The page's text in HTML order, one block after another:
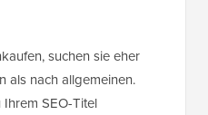
suchen sie eher
als nach allgemeinen.
SEO-Titel